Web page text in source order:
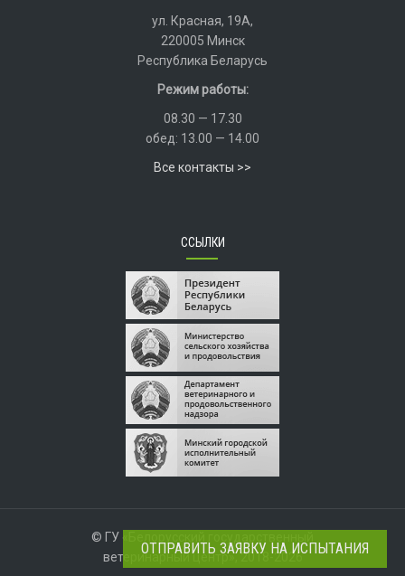
ул. Красная, 19А,
220005 Минск
Республика Беларусь
Режим работы:
08.30 — 17.30
обед: 13.00 — 14.00
Все контакты >>
ССЫЛКИ
© ГУ «Белорусский государственный
ветеринарный центр», 2018-2026
ОТПРАВИТЬ ЗАЯВКУ НА ИСПЫТАНИЯ